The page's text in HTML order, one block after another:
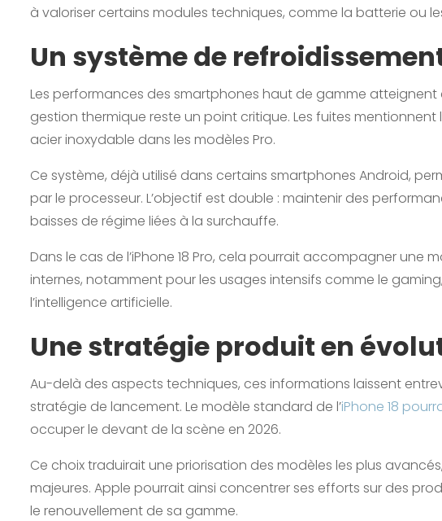
à valoriser certains modules techniques, comme la batterie ou
Un système de
Les performances des smartphones haut de gamme atteignent
gestion thermique reste un point critique. Les fuites
acier inoxydable dans les modèles Pro.
Ce système, déjà utilisé dans certains smartphones Android,
par le processeur. L’objectif est double : maintenir des
baisses de régime liées à la surchauffe.
Dans le cas de l’iPhone 18 Pro, cela pourrait accompagner une
internes, notamment pour les usages intensifs comme le
l’intelligence artificielle.
Une stratégie produit en
Au-delà des aspects techniques, ces informations laissent
stratégie de lancement. Le modèle standard de l’iPhone 18
occuper le devant de la scène en 2026.
Ce choix traduirait une priorisation des modèles les plus
majeures. Apple pourrait ainsi concentrer ses efforts sur des
le renouvellement de sa gamme.